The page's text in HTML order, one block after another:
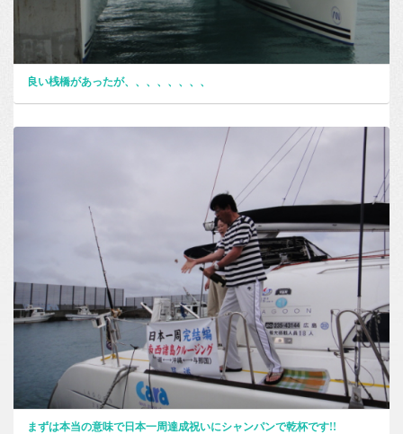
良い桟橋があったが、、、、、、、、
まずは本当の意味で日本一周達成祝いにシャンパンで乾杯です!!